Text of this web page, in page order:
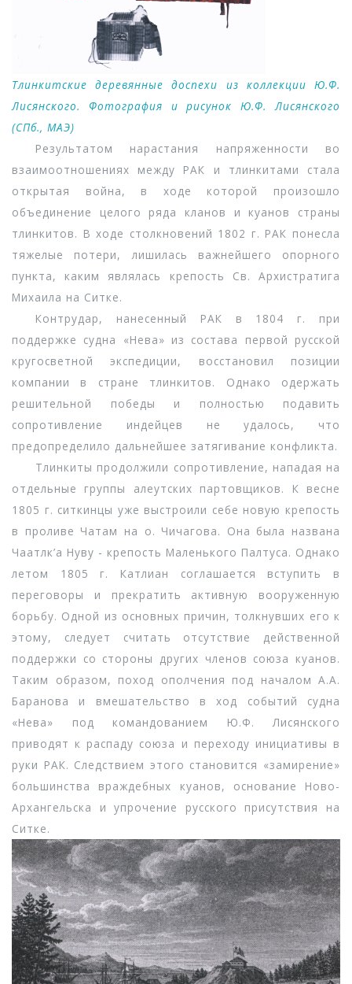
Тлинкитские деревянные доспехи из коллекции Ю.Ф.
Лисянского. Фотография и рисунок Ю.Ф. Лисянского
(СПб., МАЭ)
Результатом нарастания напряженности во
взаимоотношениях между РАК и тлинкитами стала
открытая война, в ходе которой произошло
объединение целого ряда кланов и куанов страны
тлинкитов. В ходе столкновений 1802 г. РАК понесла
тяжелые потери, лишилась важнейшего опорного
пункта, каким являлась крепость Св. Архистратига
Михаила на Ситке.
Контрудар, нанесенный РАК в 1804 г. при
поддержке судна «Нева» из состава первой русской
кругосветной экспедиции, восстановил позиции
компании в стране тлинкитов. Однако одержать
решительной победы и полностью подавить
сопротивление индейцев не удалось, что
предопределило дальнейшее затягивание конфликта.
Тлинкиты продолжили сопротивление, нападая на
отдельные группы алеутских партовщиков. К весне
1805 г. ситкинцы уже выстроили себе новую крепость
в проливе Чатам на о. Чичагова. Она была названа
Чаатлк’а Нуву - крепость Маленького Палтуса. Однако
летом 1805 г. Катлиан соглашается вступить в
переговоры и прекратить активную вооруженную
борьбу. Одной из основных причин, толкнувших его к
этому, следует считать отсутствие действенной
поддержки со стороны других членов союза куанов.
Таким образом, поход ополчения под началом А.А.
Баранова и вмешательство в ход событий судна
«Нева» под командованием Ю.Ф. Лисянского
приводят к распаду союза и переходу инициативы в
руки РАК. Следствием этого становится «замирение»
большинства враждебных куанов, основание Ново-
Архангельска и упрочение русского присутствия на
Ситке.